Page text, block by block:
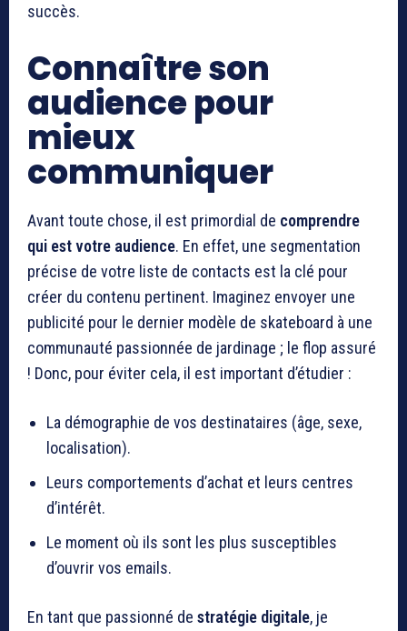
succès.
Connaître son
audience pour
mieux
communiquer
Avant toute chose, il est primordial de comprendre
qui est votre audience. En effet, une segmentation
précise de votre liste de contacts est la clé pour
créer du contenu pertinent. Imaginez envoyer une
publicité pour le dernier modèle de skateboard à une
communauté passionnée de jardinage ; le flop assuré
! Donc, pour éviter cela, il est important d’étudier :
La démographie de vos destinataires (âge, sexe,
localisation).
Leurs comportements d’achat et leurs centres
d’intérêt.
Le moment où ils sont les plus susceptibles
d’ouvrir vos emails.
En tant que passionné de stratégie digitale, je